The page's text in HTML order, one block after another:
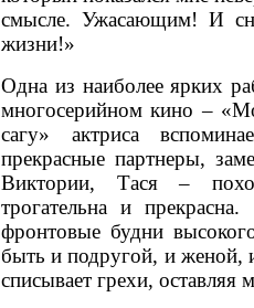
смысле. Ужасающим! И
жизни!»
Одна из наиболее ярких
многосерийном кино –
сагу» актриса
прекрасные партнеры,
Виктории, Тася –
трогательна и
фронтовые будни
быть и подругой, и женой,
списывает грехи, оставляя